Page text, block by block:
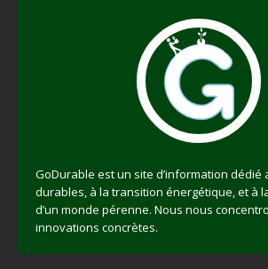
GoDurable est un site d’information dédié
durables, à la transition énergétique, et à
d’un monde pérenne. Nous nous
innovations concrètes.